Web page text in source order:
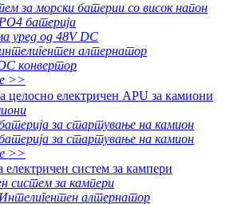
за морски батерии со висок напон
батерија
уред од 48V DC
алтернатор
конвертор
>>
за стартување на камион
за стартување на камион
>>
систем за кампери
алтернатор